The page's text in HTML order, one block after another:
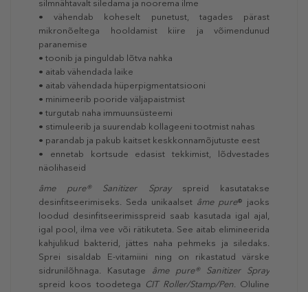
silmnähtavalt siledama ja noorema ilme
• vähendab koheselt punetust, tagades pärast
mikronõeltega hooldamist kiire ja võimendunud
paranemise
• toonib ja pinguldab lõtva nahka
• aitab vähendada laike
• aitab vähendada hüperpigmentatsiooni
• minimeerib pooride väljapaistmist
• turgutab naha immuunsüsteemi
• stimuleerib ja suurendab kollageeni tootmist nahas
• parandab ja pakub kaitset keskkonnamõjutuste eest
• ennetab kortsude edasist tekkimist, lõdvestades
näolihaseid
âme pure® Sanitizer Sprayspreid kasutatakse
desinfitseerimiseks. Seda unikaalset âme pure® jaoks
loodud desinfitseerimisspreid saab kasutada igal ajal,
igal pool, ilma vee või rätikuteta. See aitab elimineerida
kahjulikud bakterid, jättes naha pehmeks ja siledaks.
Sprei sisaldab E-vitamiini ning on rikastatud värske
sidrunilõhnaga. Kasutage âme pure® Sanitizer Spray
spreid koos toodetega CIT Roller/Stamp/Pen. Oluline